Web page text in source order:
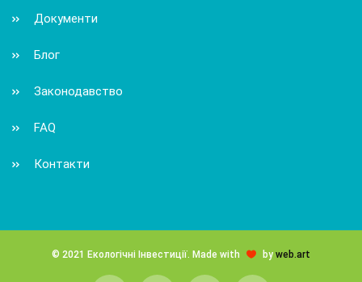
Документи
Блог
Законодавство
FAQ
Контакти
© 2021 Екологічні Інвестиції. Made with by web.art